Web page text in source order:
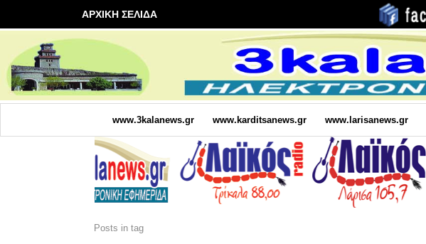
ΑΡΧΙΚΗ ΣΕΛΙΔΑ
www.3kalanews.gr www.karditsanews.gr www.larisanews.gr
Posts in tag